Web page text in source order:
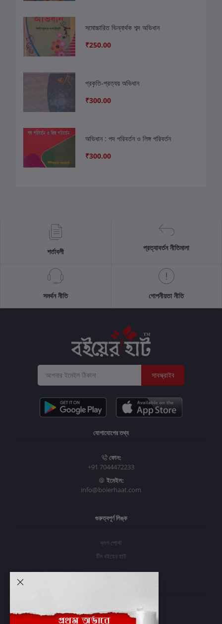
সমোচ্চারিত ভিন্নার্থক শব্দ অভিধান
₹250.00
প্রকৃতি-প্রত্যয় অভিধান
₹300.00
অভিধান : পদ পরিবর্তন ও লিঙ্গ পরিবর্তন
₹300.00
শর্তাবলী প্রত্যাবর্তন নীতিমালা
সমর্থন নীতি গোপনীয়তা নীতি
সাবস্ক্রাইব
যোগাযোগের তথ্য
ফোন:
+91 7044472233
ইমেইল:
info@boierhaat.com
গুরুত্বপূর্ণ লিঙ্ক
ব্লগ পোস্ট
টিম বইয়ের হাট
প্রবেশ করুন